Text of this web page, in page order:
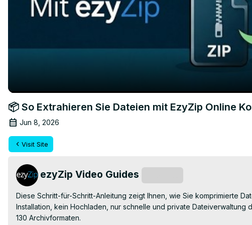
📦 So Extrahieren Sie Dateien mit EzyZip Online
Jun 8, 2026
Visit Site
ezyZip Video Guides
Diese Schritt-für-Schritt-Anleitung zeigt Ihnen, wie Sie komprimierte
Installation, kein Hochladen, nur schnelle und private Dateiverwaltung
130 Archivformaten.